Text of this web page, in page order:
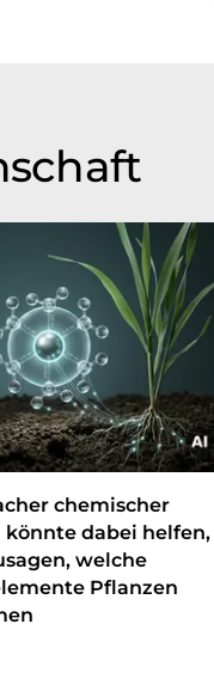
chemischer
könnte dabei helfen,
welche
Pflanzen